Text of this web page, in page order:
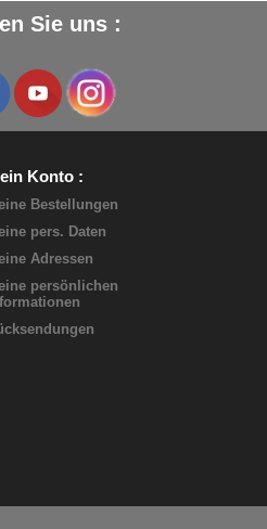
Sie uns :
Konto
Bestellungen
pers. Daten
Adressen
persönlichen